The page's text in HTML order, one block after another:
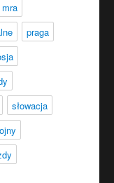
mra
praga
słowacja